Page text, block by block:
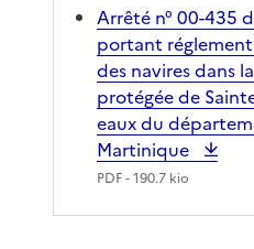
Arrêté n° 00-435
portant
des navires dans
protégée de
eaux du
Martinique
PDF- 190.7 kio